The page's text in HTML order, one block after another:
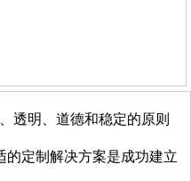
透明、道德和稳定的原则
定制解决方案是成功建立